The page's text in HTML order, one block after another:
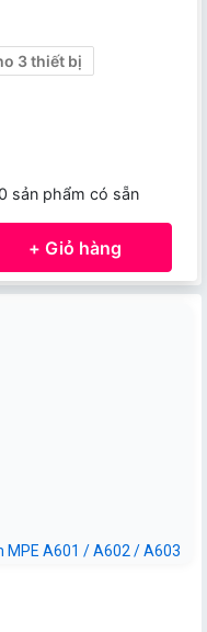
3 thiết bị
sản phẩm có sẵn
+ Giỏ hàng
MPE A601 / A602 / A603